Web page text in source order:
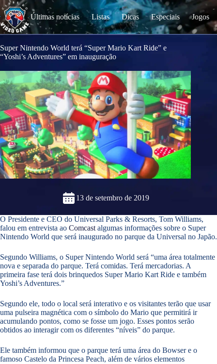
k
i
p
o
c
n
t
e
n
t
Últimas notícias Listas Dicas Especiais Jogos
Super Nintendo World terá “Super Mario Kart Ride” e
“Yoshi’s Adventures” em inauguração
13 de setembro de 2019
O Presidente e CEO do Universal Parks & Resorts, Tom Williams,
falou em entrevista ao Comcast algumas informações sobre o Super
Nintendo World que será inaugurado no parque da Universal no Japão.
Segundo Williams, o Super Nintendo World será “uma área totalmente
nova e separada do parque. Terá comidas. Terá mercadorias. A
primeira fase terá dois brinquedos Super Mario Kart Ride e também
Yoshi’s Adventures.”
Segundo ele, todo o local será interativo e os visitantes terão que usar
uma pulseira magnética com o símbolo do Mario que permitirá ir
acumulando pontos, como se fosse um jogo. Esses pontos serão
obtidos ao interagir com os diferentes “níveis” do parque.
Ele também informou que o parque terá uma área do Bowser e o
famoso Castelo da Princesa Peach, além de vários elementos